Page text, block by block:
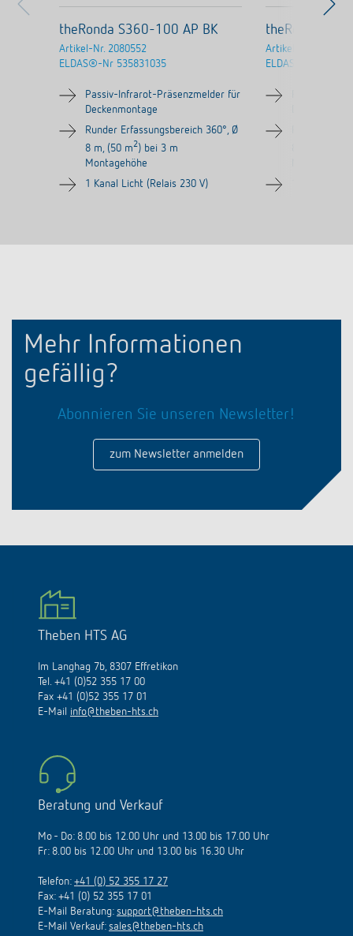
theRonda S360-100 AP BK
Artikel-Nr. 2080552
ELDAS®-Nr 535831035
Passiv-Infrarot-Präsenzmelder für
Deckenmontage
Runder Erfassungsbereich 360°, Ø
8 m, (50 m2) bei 3 m
Montagehöhe
1 Kanal Licht (Relais 230 V)
theRonda
Artikel-Nr.
ELDAS®-Nr
Mehr Informationen
gefällig?
Abonnieren Sie unseren Newsletter!
zum Newsletter anmelden
Theben HTS AG
Im Langhag 7b, 8307 Effretikon
Tel. +41 (0)52 355 17 00
Fax +41 (0)52 355 17 01
E-Mail info@theben-hts.ch
Beratung und Verkauf
Mo - Do: 8.00 bis 12.00 Uhr und 13.00 bis 17.00 Uhr
Fr: 8.00 bis 12.00 Uhr und 13.00 bis 16.30 Uhr
Telefon: +41 (0) 52 355 17 27
Fax: +41 (0) 52 355 17 01
E-Mail Beratung: support@theben-hts.ch
E-Mail Verkauf: sales@theben-hts.ch